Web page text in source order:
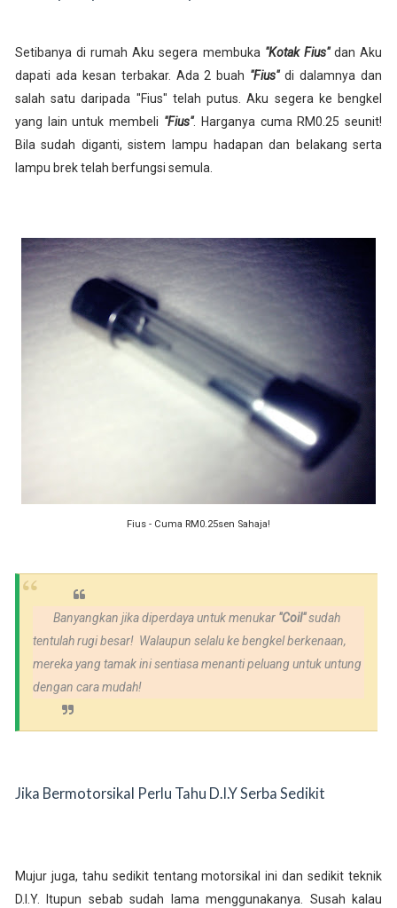
Setibanya di rumah Aku segera membuka "Kotak Fius"dan Aku
dapati ada kesan terbakar. Ada 2 buah "Fius"di dalamnya dan
salah satu daripada "Fius" telah putus. Aku segera ke bengkel
yang lain untuk membeli "Fius". Harganya cuma RM0.25 seunit!
Bila sudah diganti, sistem lampu hadapan dan belakang serta
lampu brek telah berfungsi semula.
Fius - Cuma RM0.25sen Sahaja!
Banyangkan jika diperdaya untuk menukar "Coil"sudah
tentulah rugi besar! Walaupun selalu ke bengkel berkenaan,
mereka yang tamak ini sentiasa menanti peluang untuk untung
dengan cara mudah!
Jika Bermotorsikal Perlu Tahu D.I.Y Serba Sedikit
Mujur juga, tahu sedikit tentang motorsikal ini dan sedikit teknik
D.I.Y. Itupun sebab sudah lama menggunakanya. Susah kalau